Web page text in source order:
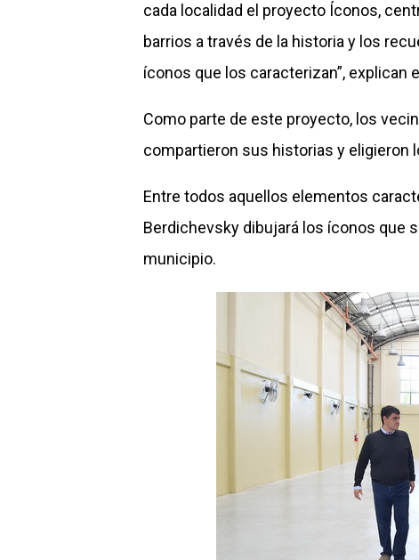
cada localidad el proyecto Íconos,
barrios a través de la historia y los
íconos que los caracterizan”, explican
Como parte de este proyecto, los
compartieron sus historias y eligieron
Entre todos aquellos elementos
Berdichevsky dibujará los íconos que
municipio.